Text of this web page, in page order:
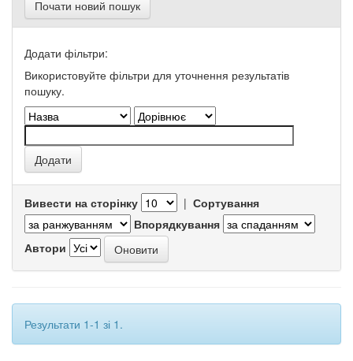
Почати новий пошук
Додати фільтри:
Використовуйте фільтри для уточнення результатів
пошуку.
Вивести на сторінку | Сортування
Впорядкування
Автори
Результати 1-1 зі 1.